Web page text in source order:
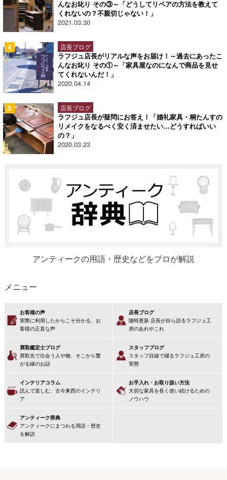
んなお叱り その③～「どうしてリペアの方法を教えて
くれないの？不親切じゃない！」
2021.03.30
店長ブログ
ラフジュ店長がリアルな声をお届け！～過去にあったこ
んなお叱り その①～「家具屋なのになんで商品を見せ
てくれないんだ！」
2020.04.14
店長ブログ
ラフジュ店長が疑問にお答え！「婚礼家具・桐たんすの
リメイクをなるべく安く済ませたい…どうすればいい
の？」
2020.03.23
アンティークの用語・歴史などをプロが解説
メニュー
お客様の声
実際に利用したからこそ分かる、お
客様の正直な声
店長ブログ
随時更新 店長が自ら語るラフジュ工
房のあれやこれ
買取鑑定士ブログ
買取先で出会う人や物、そこから繋
がる縁のお話
スタッフブログ
スタッフ目線で綴るラフジュ工房の
実態
インテリアコラム
読んで楽しむ、古今東西のインテリ
ア
お手入れ・お取り扱い方法
大切な家具を長く使い続けるための
ノウハウ
アンティーク辞典
アンティークにまつわる用語・歴史
を解説